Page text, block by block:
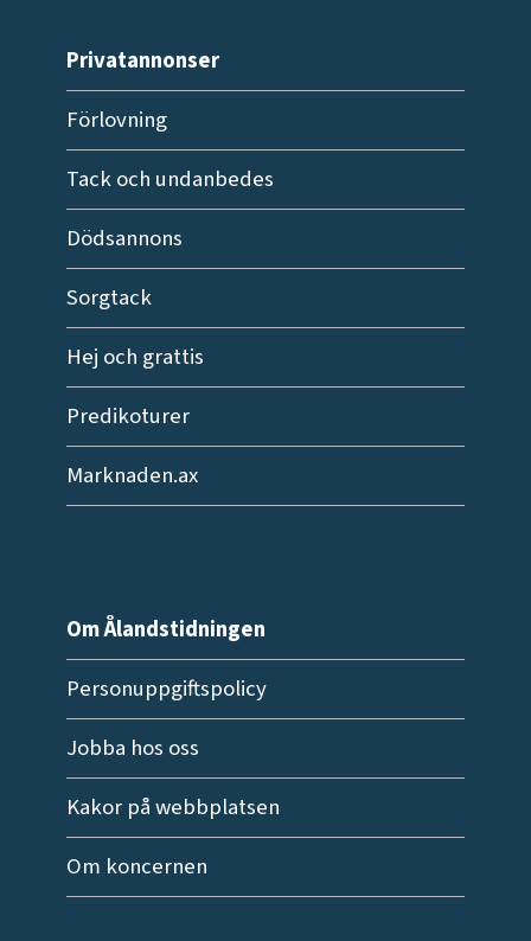
Privatannonser
Förlovning
Tack och undanbedes
Dödsannons
Sorgtack
Hej och grattis
Predikoturer
Marknaden.ax
Om Ålandstidningen
Personuppgiftspolicy
Jobba hos oss
Kakor på webbplatsen
Om koncernen